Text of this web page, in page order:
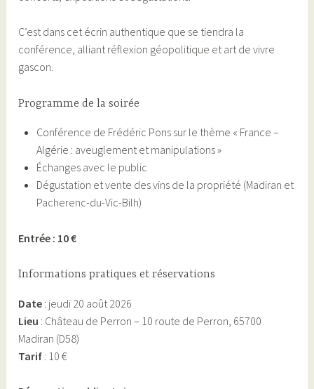
C’est dans cet écrin authentique que se tiendra la
conférence, alliant réflexion géopolitique et art de vivre
gascon.
Programme de la soirée
Conférence de Frédéric Pons sur le thème « France –
Algérie : aveuglement et manipulations »
Échanges avec le public
Dégustation et vente des vins de la propriété (Madiran et
Pacherenc-du-Vic-Bilh)
Entrée : 10 €
Informations pratiques et réservations
Date : jeudi 20 août 2026
Lieu : Château de Perron – 10 route de Perron, 65700
Madiran (D58)
Tarif : 10 €